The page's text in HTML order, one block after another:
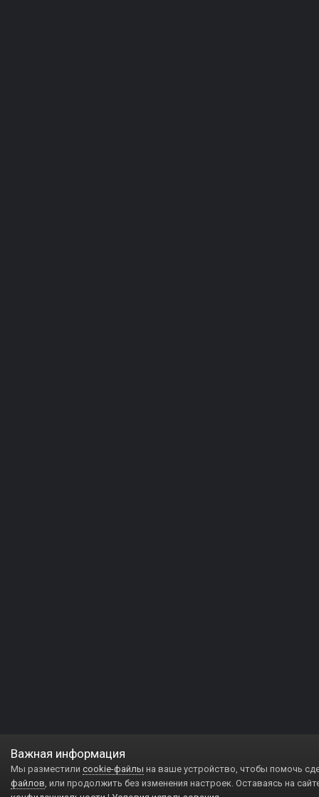
Важная информация
Мы разместили cookie-файлы на ваше устройство, чтобы помочь
файлов, или продолжить без изменения настроек. Оставаясь на